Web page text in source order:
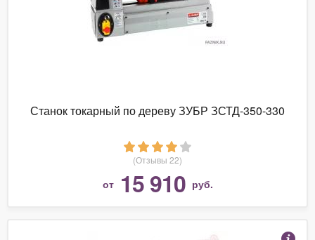
Станок токарный по дереву ЗУБР ЗСТД-350-330
(Отзывы 22)
от 15 910 руб.